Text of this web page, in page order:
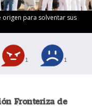
para solventar sus
1 1
Fronteriza de